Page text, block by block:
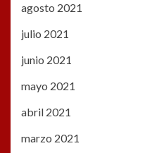
agosto 2021
julio 2021
junio 2021
mayo 2021
abril 2021
marzo 2021